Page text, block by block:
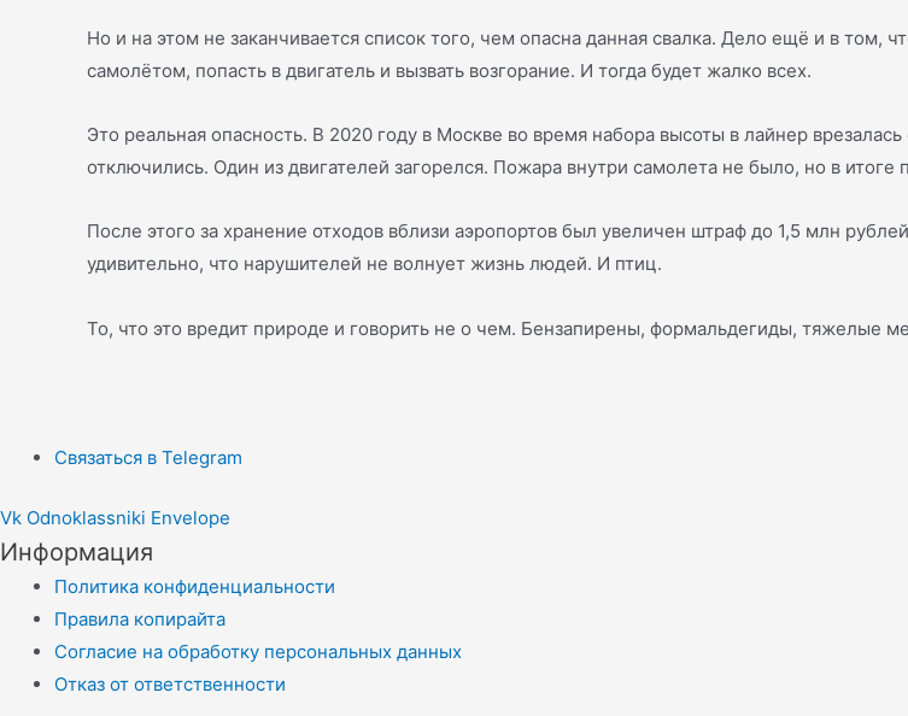
Но и на этом не заканчивается список того, чем опасна данная свалка. Дело ещё и в том,
самолётом, попасть в двигатель и вызвать возгорание. И тогда будет жалко всех.
Это реальная опасность. В 2020 году в Москве во время набора высоты в лайнер
отключились. Один из двигателей загорелся. Пожара внутри самолета не было, но в итоге
После этого за хранение отходов вблизи аэропортов был увеличен штраф до 1,5 млн
удивительно, что нарушителей не волнует жизнь людей. И птиц.
То, что это вредит природе и говорить не о чем. Бензапирены, формальдегиды, тяжелые
Связаться в Telegram
Vk Odnoklassniki Envelope
Информация
Политика конфиденциальности
Правила копирайта
Согласие на обработку персональных данных
Отказ от ответственности